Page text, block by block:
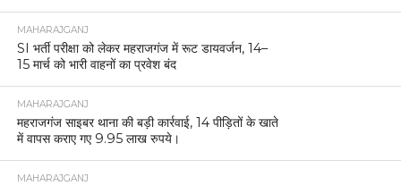
MAHARAJGANJ
SI भर्ती परीक्षा को लेकर महराजगंज में रूट डायवर्जन, 14–
15 मार्च को भारी वाहनों का प्रवेश बंद
MAHARAJGANJ
महराजगंज साइबर थाना की बड़ी कार्रवाई, 14 पीड़ितों के खाते
में वापस कराए गए 9.95 लाख रुपये।
MAHARAJGANJ